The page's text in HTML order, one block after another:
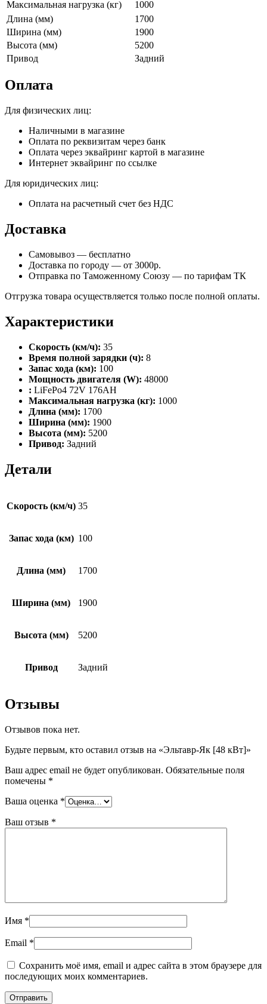
Максимальная нагрузка (кг)
1000
Длина (мм)
1700
Ширина (мм)
1900
Высота (мм)
5200
Привод
Задний
Оплата
Для физических лиц:
Наличными в магазине
Оплата по реквизитам через банк
Оплата через эквайринг картой в магазине
Интернет эквайринг по ссылке
Для юридических лиц:
Оплата на расчетный счет без НДС
Доставка
Самовывоз — бесплатно
Доставка по городу — от 3000р.
Отправка по Таможенному Союзу — по тарифам ТК
Отгрузка товара осуществляется только после полной оплаты.
Характеристики
Скорость (км/ч): 35
Время полной зарядки (ч): 8
Запас хода (км): 100
Мощность двигателя (W): 48000
: LiFePo4 72V 176AH
Максимальная нагрузка (кг): 1000
Длина (мм): 1700
Ширина (мм): 1900
Высота (мм): 5200
Привод: Задний
Детали
Скорость (км/ч) 35
Запас хода (км) 100
Длина (мм) 1700
Ширина (мм) 1900
Высота (мм) 5200
Привод Задний
Отзывы
Отзывов пока нет.
Будьте первым, кто оставил отзыв на «Эльтавр-Як [48 кВт]»
Ваш адрес email не будет опубликован. Обязательные поля
помечены *
Ваша оценка *
Ваш отзыв *
Имя *
Email *
Сохранить моё имя, email и адрес сайта в этом браузере для
последующих моих комментариев.